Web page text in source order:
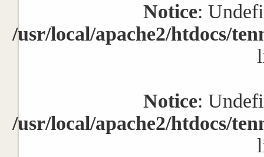
Notice:
/usr/local/apache2/htdocs/
Notice:
/usr/local/apache2/htdocs/